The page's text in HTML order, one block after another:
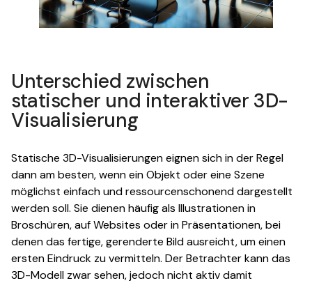
Unterschied zwischen
statischer und interaktiver 3D-
Visualisierung
Statische 3D-Visualisierungen eignen sich in der Regel
dann am besten, wenn ein Objekt oder eine Szene
möglichst einfach und ressourcenschonend dargestellt
werden soll. Sie dienen häufig als Illustrationen in
Broschüren, auf Websites oder in Präsentationen, bei
denen das fertige, gerenderte Bild ausreicht, um einen
ersten Eindruck zu vermitteln. Der Betrachter kann das
3D-Modell zwar sehen, jedoch nicht aktiv damit